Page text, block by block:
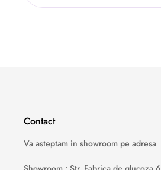
Contact
Va asteptam in showroom pe adresa